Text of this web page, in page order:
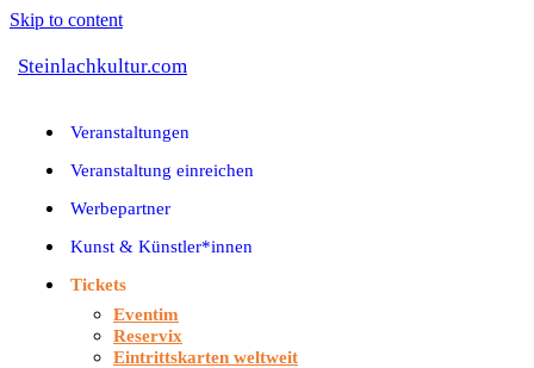
Skip to content
Steinlachkultur.com
Veranstaltungen
Veranstaltung einreichen
Werbepartner
Kunst & Künstler*innen
Tickets
Eventim
Reservix
Eintrittskarten weltweit